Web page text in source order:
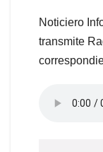
Noticiero
transmite